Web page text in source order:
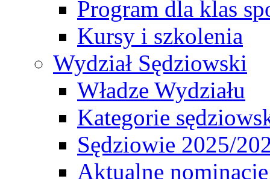
Program dla klas
Kursy i szkolenia
Wydział Sędziowski
Władze Wydziału
Kategorie
Sędziowie 2025/
Aktualne